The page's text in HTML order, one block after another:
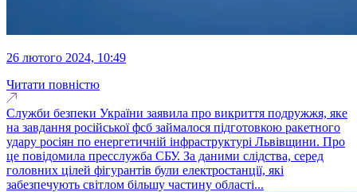
26 лютого 2024, 10:49
Читати повністю
Служби безпеки України заявила про викриття подружжя, яке
на завдання російської фсб займалося підготовкою ракетного
удару росіян по енергетичній інфраструктурі Львівщини. Про
це повідомила пресслужба СБУ. За даними слідства, серед
головних цілей фігурантів були електростанції, які
забезпечують світлом більшу частину області...